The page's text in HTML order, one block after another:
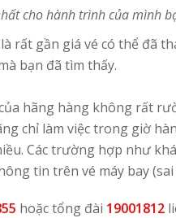
cho hành trình của mình
rất gần giá vé có thể đã
bạn đã tìm thấy.
hãng hàng không rất
chỉ làm việc trong giờ
Các trường hợp như
tin trên vé máy bay
hoặc tổng đài 19001812